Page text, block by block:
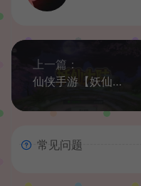
上一篇：
仙侠手游【妖仙大陆】2021整理Win一键即玩服务端+运营后台+新版GM授权后台+妖仙二开工具+视频教程
常见问题